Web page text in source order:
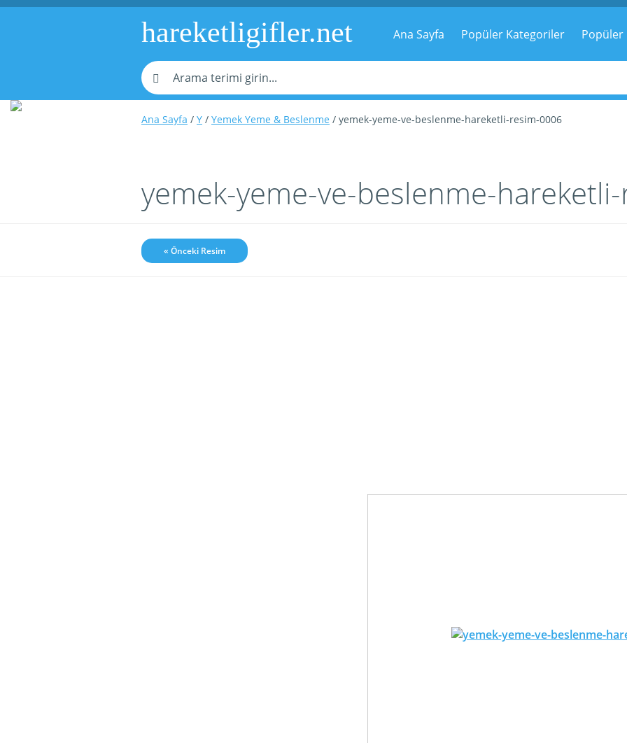
hareketligifler.net Ana Sayfa Popüler Kategoriler Popüler
Ana Sayfa / Y / Yemek Yeme & Beslenme / yemek-yeme-ve-beslenme-hareketli-resim-0006
yemek-yeme-ve-beslenme-
« Önceki Resim